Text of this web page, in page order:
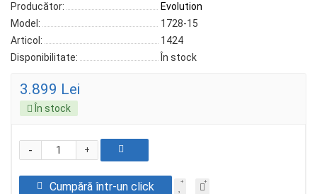
Producător:
Evolution
Model:
1728-15
Articol:
1424
Disponibilitate:
În stock
3.899 Lei
În stock
+
-
Cumpără într-un click